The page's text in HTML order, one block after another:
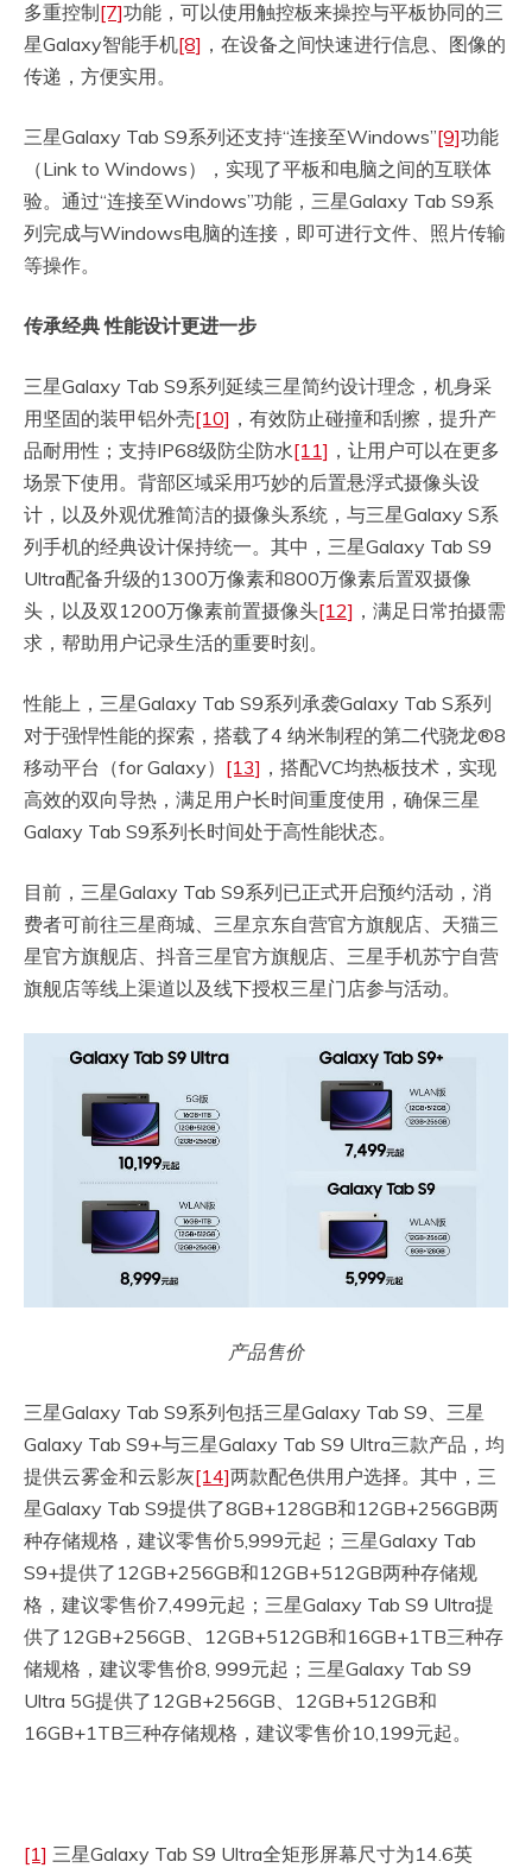
多重控制[7]功能，可以使用触控板来操控与平板协同的三
星Galaxy智能手机[8] ，在设备之间快速进行信息、图像的
传递，方便实用。
三星Galaxy Tab S9系列还支持“连接至Windows”[9]功能
（Link to Windows），实现了平板和电脑之间的互联体
验。通过“连接至Windows”功能，三星Galaxy Tab S9系
列完成与Windows电脑的连接，即可进行文件、照片传输
等操作。
传承经典 性能设计更进一步
三星Galaxy Tab S9系列延续三星简约设计理念，机身采
用坚固的装甲铝外壳[10] ，有效防止碰撞和刮擦，提升产
品耐用性；支持IP68级防尘防水[11] ，让用户可以在更多
场景下使用。背部区域采用巧妙的后置悬浮式摄像头设
计，以及外观优雅简洁的摄像头系统，与三星Galaxy S系
列手机的经典设计保持统一。其中，三星Galaxy Tab S9
Ultra配备升级的1300万像素和800万像素后置双摄像
头，以及双1200万像素前置摄像头[12] ，满足日常拍摄需
求，帮助用户记录生活的重要时刻。
性能上，三星Galaxy Tab S9系列承袭Galaxy Tab S系列
对于强悍性能的探索，搭载了4 纳米制程的第二代骁龙®8
移动平台（for Galaxy） [13] ，搭配VC均热板技术，实现
高效的双向导热，满足用户长时间重度使用，确保三星
Galaxy Tab S9系列长时间处于高性能状态。
目前，三星Galaxy Tab S9系列已正式开启预约活动，消
费者可前往三星商城、三星京东自营官方旗舰店、天猫三
星官方旗舰店、抖音三星官方旗舰店、三星手机苏宁自营
旗舰店等线上渠道以及线下授权三星门店参与活动。
产品售价
三星Galaxy Tab S9系列包括三星Galaxy Tab S9、三星
Galaxy Tab S9+与三星Galaxy Tab S9 Ultra三款产品，均
提供云雾金和云影灰[14]两款配色供用户选择。其中，三
星Galaxy Tab S9提供了8GB+128GB和12GB+256GB两
种存储规格，建议零售价5,999元起；三星Galaxy Tab
S9+提供了12GB+256GB和12GB+512GB两种存储规
格，建议零售价7,499元起；三星Galaxy Tab S9 Ultra提
供了12GB+256GB、12GB+512GB和16GB+1TB三种存
储规格，建议零售价8, 999元起；三星Galaxy Tab S9
Ultra 5G提供了12GB+256GB、12GB+512GB和
16GB+1TB三种存储规格，建议零售价10,199元起。
[1] 三星Galaxy Tab S9 Ultra全矩形屏幕尺寸为14.6英